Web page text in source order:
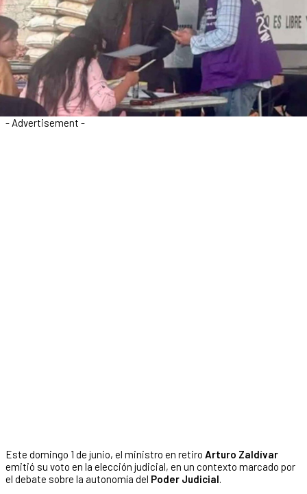
- Advertisement -
Este domingo 1 de junio, el ministro en retiro Arturo Zaldívar
emitió su voto en la elección judicial, en un contexto marcado por
el debate sobre la autonomía del Poder Judicial.